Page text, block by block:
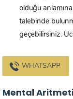
olduğu
talebinde
geçebilirsiniz.
WHATSAPP
Mental